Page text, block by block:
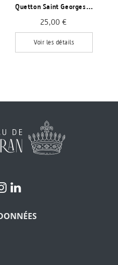
Q
Uetton Saint Georges, Rouge
25,00 €
Voir les détails